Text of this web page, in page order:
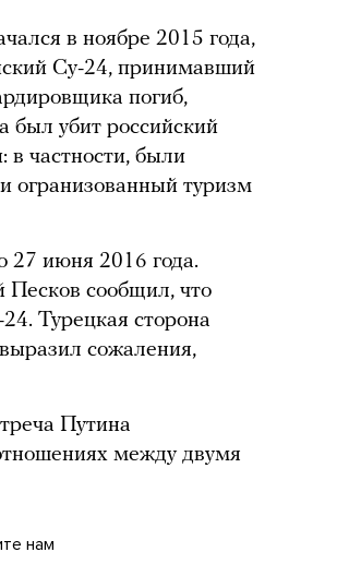
в ноябре 2015 года,
Су-24, принимавший
погиб,
был убит российский
в частности, были
огранизованный туризм
27 июня 2016 года.
Песков сообщил, что
Турецкая сторона
сожаления,
Путина
между двумя
нам